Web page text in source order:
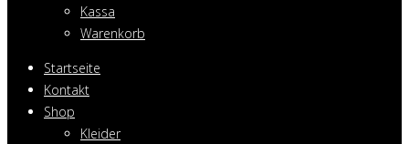
Kassa
Warenkorb
Startseite
Kontakt
Shop
Kleider